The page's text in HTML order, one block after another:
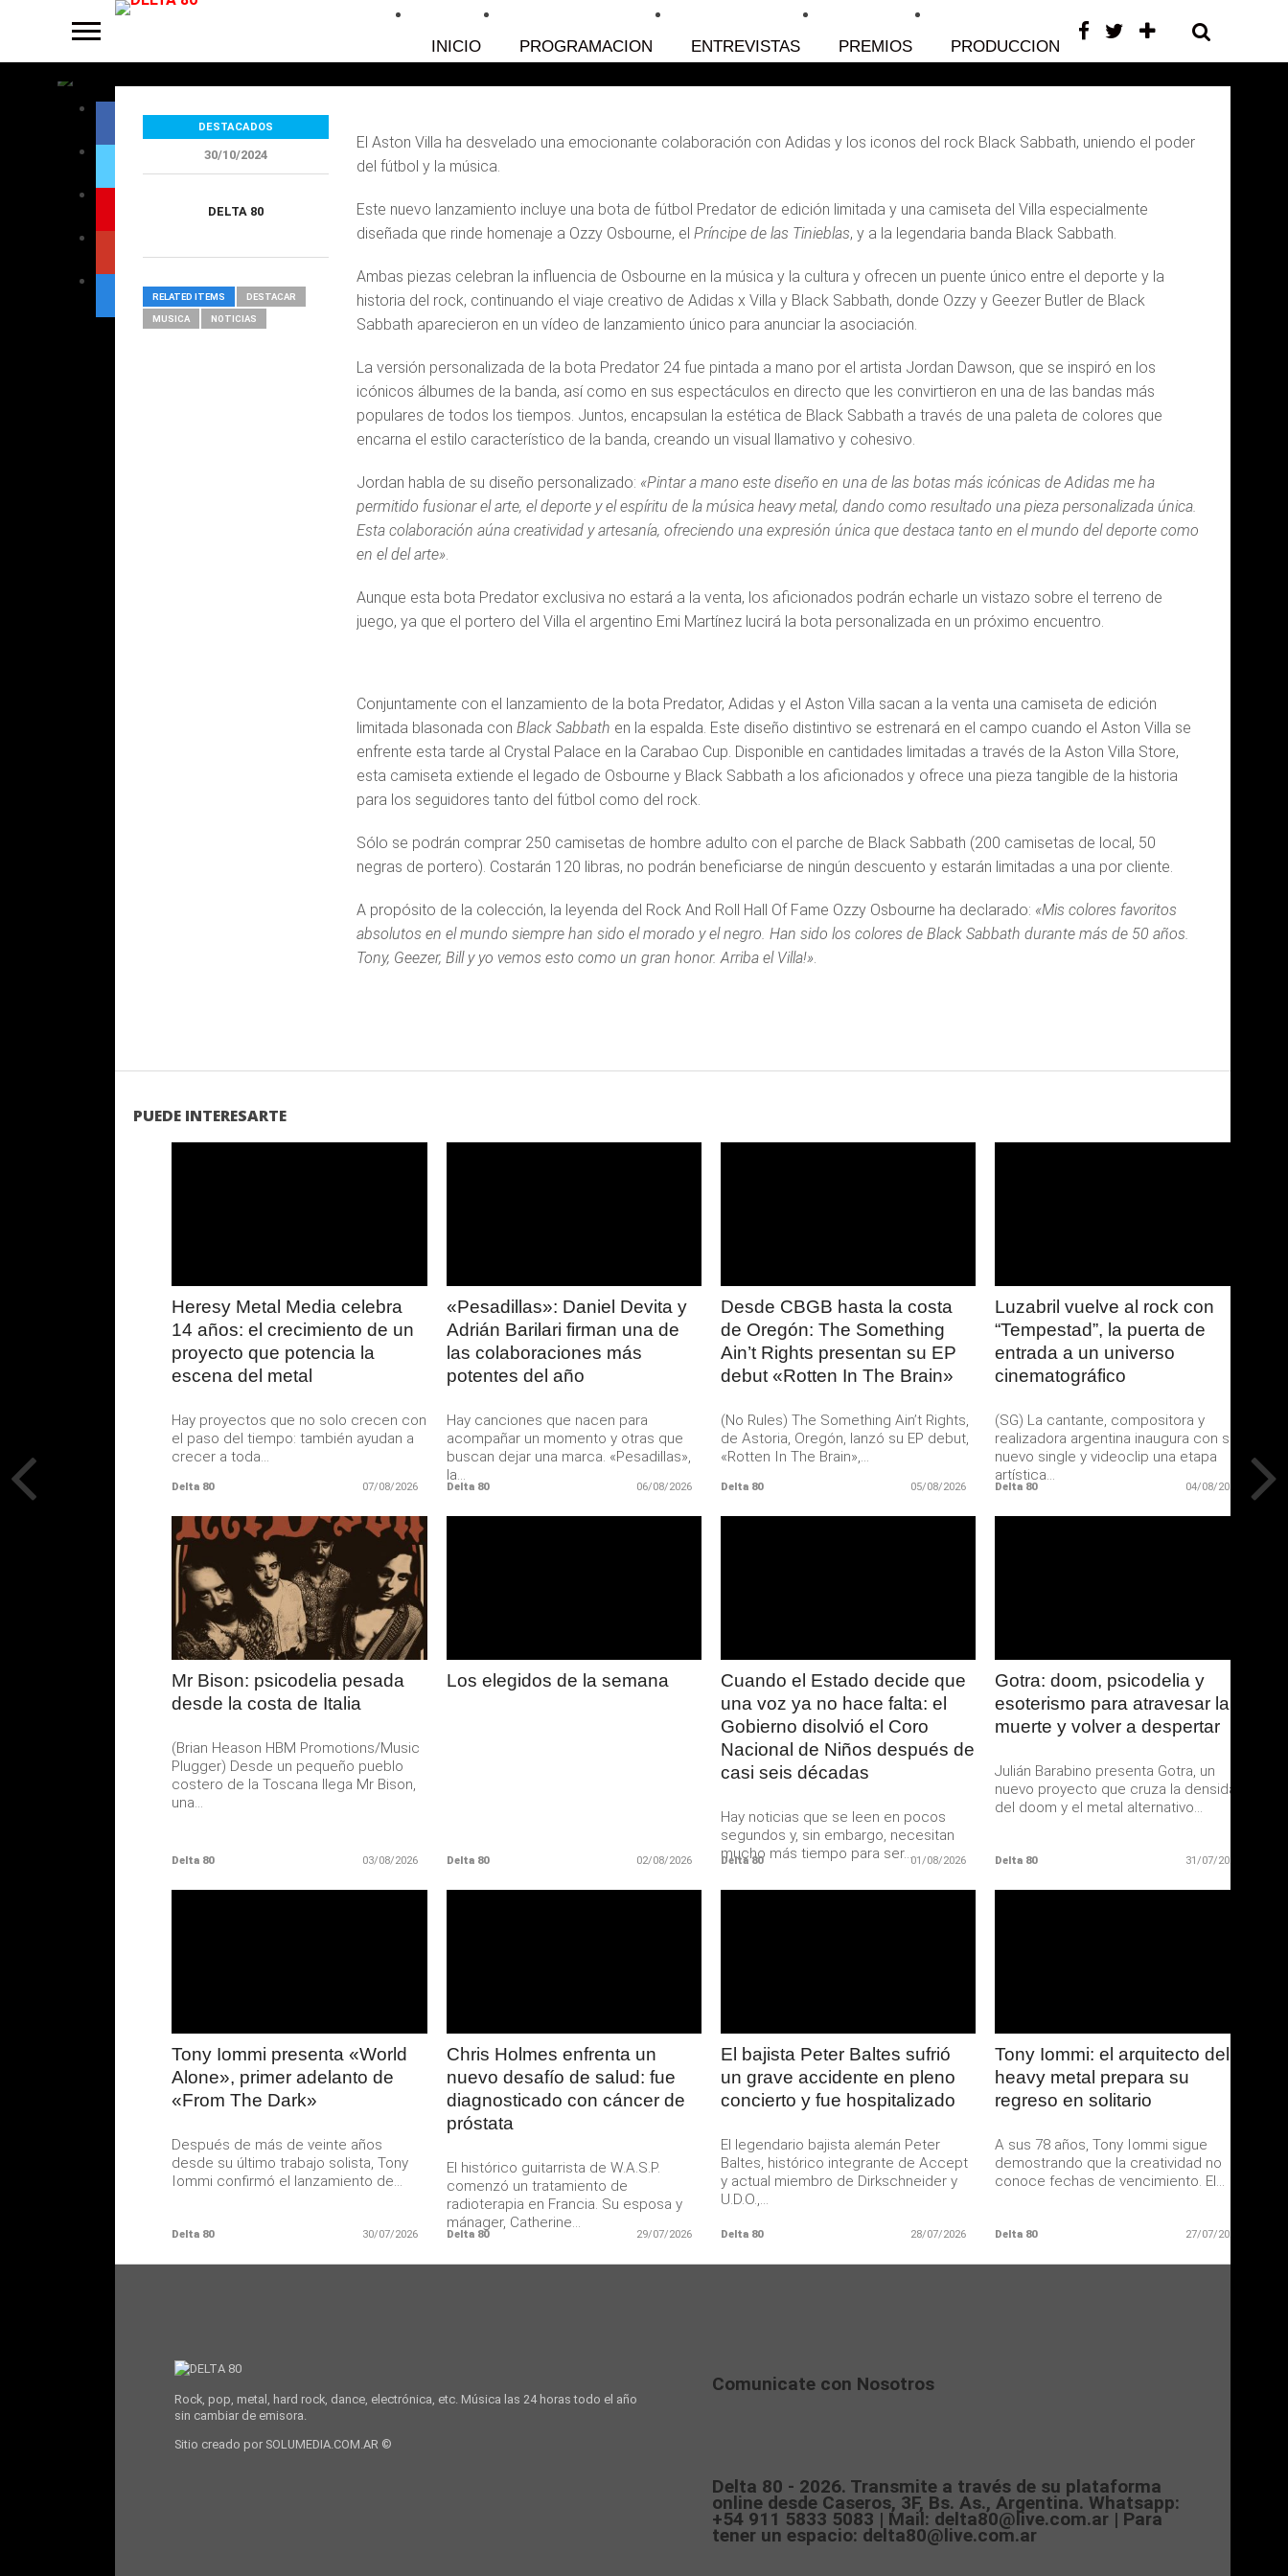
INICIO PROGRAMACION ENTREVISTAS PREMIOS PRODUCCIONES CONTACTO
Osbourne y Black Sabbath
El Aston Villa ha desvelado una emocionante colaboración con Adidas y los iconos del rock Black Sabbath, uniendo el poder
del fútbol y la música.
Este nuevo lanzamiento incluye una bota de fútbol Predator de edición limitada y una camiseta del Villa especialmente
diseñada que rinde homenaje a Ozzy Osbourne, el Príncipe de las Tinieblas, y a la legendaria banda Black Sabbath.
Ambas piezas celebran la influencia de Osbourne en la música y la cultura y ofrecen un puente único entre el deporte y la
historia del rock, continuando el viaje creativo de Adidas x Villa y Black Sabbath, donde Ozzy y Geezer Butler de Black
Sabbath aparecieron en un vídeo de lanzamiento único para anunciar la asociación.
La versión personalizada de la bota Predator 24 fue pintada a mano por el artista Jordan Dawson, que se inspiró en los
icónicos álbumes de la banda, así como en sus espectáculos en directo que les convirtieron en una de las bandas más
populares de todos los tiempos. Juntos, encapsulan la estética de Black Sabbath a través de una paleta de colores que
encarna el estilo característico de la banda, creando un visual llamativo y cohesivo.
Jordan habla de su diseño personalizado: «Pintar a mano este diseño en una de las botas más icónicas de Adidas me ha
permitido fusionar el arte, el deporte y el espíritu de la música heavy metal, dando como resultado una pieza personalizada única.
Esta colaboración aúna creatividad y artesanía, ofreciendo una expresión única que destaca tanto en el mundo del deporte como
en el del arte».
Aunque esta bota Predator exclusiva no estará a la venta, los aficionados podrán echarle un vistazo sobre el terreno de
juego, ya que el portero del Villa el argentino Emi Martínez lucirá la bota personalizada en un próximo encuentro.
Conjuntamente con el lanzamiento de la bota Predator, Adidas y el Aston Villa sacan a la venta una camiseta de edición
limitada blasonada con Black Sabbath en la espalda. Este diseño distintivo se estrenará en el campo cuando el Aston Villa se
enfrente esta tarde al Crystal Palace en la Carabao Cup. Disponible en cantidades limitadas a través de la Aston Villa Store,
esta camiseta extiende el legado de Osbourne y Black Sabbath a los aficionados y ofrece una pieza tangible de la historia
para los seguidores tanto del fútbol como del rock.
Sólo se podrán comprar 250 camisetas de hombre adulto con el parche de Black Sabbath (200 camisetas de local, 50
negras de portero). Costarán 120 libras, no podrán beneficiarse de ningún descuento y estarán limitadas a una por cliente.
A propósito de la colección, la leyenda del Rock And Roll Hall Of Fame Ozzy Osbourne ha declarado: «Mis colores favoritos
absolutos en el mundo siempre han sido el morado y el negro. Han sido los colores de Black Sabbath durante más de 50 años.
Tony, Geezer, Bill y yo vemos esto como un gran honor. Arriba el Villa!».
DESTACADOS
30/10/2024
DELTA 80
RELATED ITEMS DESTACAR
MUSICA NOTICIAS
PUEDE INTERESARTE
Heresy Metal Media celebra
14 años: el crecimiento de un
proyecto que potencia la
escena del metal
Hay proyectos que no solo crecen con
el paso del tiempo: también ayudan a
crecer a toda...
Delta 80 07/08/2026
«Pesadillas»: Daniel Devita y
Adrián Barilari firman una de
las colaboraciones más
potentes del año
Hay canciones que nacen para
acompañar un momento y otras que
buscan dejar una marca. «Pesadillas»,
la...
Delta 80 06/08/2026
Desde CBGB hasta la costa
de Oregón: The Something
Ain’t Rights presentan su EP
debut «Rotten In The Brain»
(No Rules) The Something Ain’t Rights,
de Astoria, Oregón, lanzó su EP debut,
«Rotten In The Brain»,...
Delta 80 05/08/2026
Luzabril vuelve al rock con
“Tempestad”, la puerta de
entrada a un universo
cinematográfico
(SG) La cantante, compositora y
realizadora argentina inaugura con su
nuevo single y videoclip una etapa
artística...
Delta 80 04/08/2026
LEER
MAS
Mr Bison: psicodelia pesada
desde la costa de Italia
(Brian Heason HBM Promotions/Music
Plugger) Desde un pequeño pueblo
costero de la Toscana llega Mr Bison,
una...
Delta 80 03/08/2026
Los elegidos de la semana
Delta 80 02/08/2026
Cuando el Estado decide que
una voz ya no hace falta: el
Gobierno disolvió el Coro
Nacional de Niños después de
casi seis décadas
Hay noticias que se leen en pocos
segundos y, sin embargo, necesitan
mucho más tiempo para ser...
Delta 80 01/08/2026
Gotra: doom, psicodelia y
esoterismo para atravesar la
muerte y volver a despertar
Julián Barabino presenta Gotra, un
nuevo proyecto que cruza la densidad
del doom y el metal alternativo...
Delta 80 31/07/2026
Tony Iommi presenta «World
Alone», primer adelanto de
«From The Dark»
Después de más de veinte años
desde su último trabajo solista, Tony
Iommi confirmó el lanzamiento de...
Delta 80 30/07/2026
Chris Holmes enfrenta un
nuevo desafío de salud: fue
diagnosticado con cáncer de
próstata
El histórico guitarrista de W.A.S.P.
comenzó un tratamiento de
radioterapia en Francia. Su esposa y
mánager, Catherine...
Delta 80 29/07/2026
El bajista Peter Baltes sufrió
un grave accidente en pleno
concierto y fue hospitalizado
El legendario bajista alemán Peter
Baltes, histórico integrante de Accept
y actual miembro de Dirkschneider y
U.D.O.,...
Delta 80 28/07/2026
Tony Iommi: el arquitecto del
heavy metal prepara su
regreso en solitario
A sus 78 años, Tony Iommi sigue
demostrando que la creatividad no
conoce fechas de vencimiento. El...
Delta 80 27/07/2026
Rock, pop, metal, hard rock, dance, electrónica, etc. Música las 24 horas todo el año
sin cambiar de emisora.
Sitio creado por SOLUMEDIA.COM.AR ©
Comunicate con Nosotros
Delta 80 - 2026. Transmite a través de su plataforma
online desde Caseros, 3F, Bs. As., Argentina. Whatsapp:
+54 911 5833 5083 | Mail: delta80@live.com.ar | Para
tener un espacio: delta80@live.com.ar